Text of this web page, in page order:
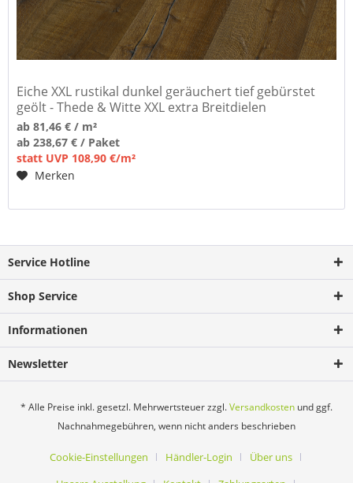
Eiche XXL rustikal dunkel geräuchert tief gebürstet
geölt - Thede & Witte XXL extra Breitdielen
ab 81,46 € / m²
ab 238,67 € / Paket
statt UVP 108,90 €/m²
Merken
Service Hotline
Shop Service
Informationen
Newsletter
* Alle Preise inkl. gesetzl. Mehrwertsteuer zzgl.Versandkosten und ggf.
Nachnahmegebühren, wenn nicht anders beschrieben
Cookie-Einstellungen Händler-Login
Über uns